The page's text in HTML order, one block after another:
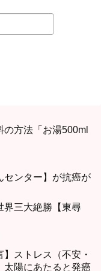
方法「お湯500ml
センター】が抗癌が
界三大絶勝【東尋
ストレス（不安・
太陽にあたると発癌